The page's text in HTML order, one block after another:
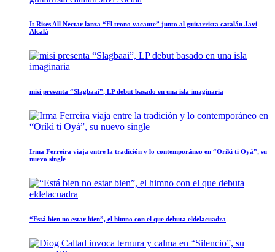
It Rises All Nectar lanza “El trono vacante” junto al guitarrista catalán Javi
Alcalá
misi presenta “Slagbaai”, LP debut basado en una isla imaginaria
Irma Ferreira viaja entre la tradición y lo contemporáneo en “Oríkì ti Oyá”, su
nuevo single
“Está bien no estar bien”, el himno con el que debuta eldelacuadra